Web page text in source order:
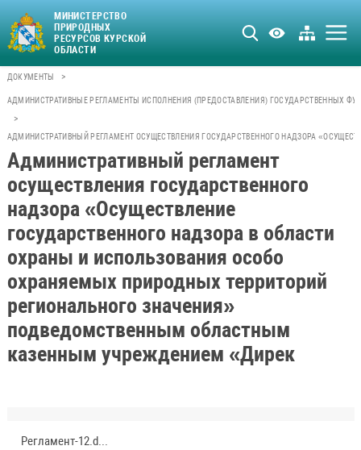
МИНИСТЕРСТВО
ПРИРОДНЫХ
РЕСУРСОВ КУРСКОЙ
ОБЛАСТИ
ДОКУМЕНТЫ >
АДМИНИСТРАТИВНЫЕ РЕГЛАМЕНТЫ ИСПОЛНЕНИЯ (ПРЕДОСТАВЛЕНИЯ) ГОСУДАРСТВЕННЫХ
>
АДМИНИСТРАТИВНЫЙ РЕГЛАМЕНТ ОСУЩЕСТВЛЕНИЯ ГОСУДАРСТВЕННОГО НАДЗОРА
Административный регламент
осуществления государственного
надзора «Осуществление
государственного надзора в области
охраны и использования особо
охраняемых природных территорий
регионального значения»
подведомственным областным
казенным учреждением «Дирек
Регламент-12.doc